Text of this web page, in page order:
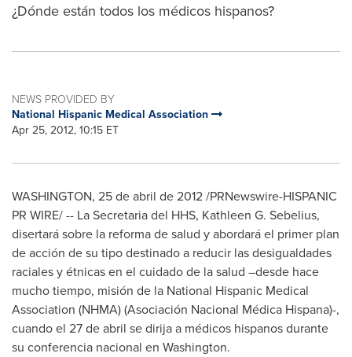
¿Dónde están todos los médicos hispanos?
NEWS PROVIDED BY
National Hispanic Medical Association
Apr 25, 2012, 10:15 ET
WASHINGTON, 25 de abril de 2012 /PRNewswire-HISPANIC
PR WIRE/ -- La Secretaria del HHS, Kathleen G. Sebelius,
disertará sobre la reforma de salud y abordará el primer plan
de acción de su tipo destinado a reducir las desigualdades
raciales y étnicas en el cuidado de la salud –desde hace
mucho tiempo, misión de la National Hispanic Medical
Association (NHMA) (Asociación Nacional Médica Hispana)-,
cuando el 27 de abril se dirija a médicos hispanos durante
su conferencia nacional en Washington.